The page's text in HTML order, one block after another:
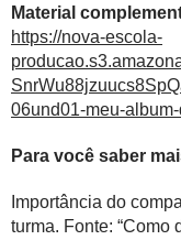
Material
https://nova-escola-
06und01-meu-
Para você saber
Importância do
turma. Fonte: